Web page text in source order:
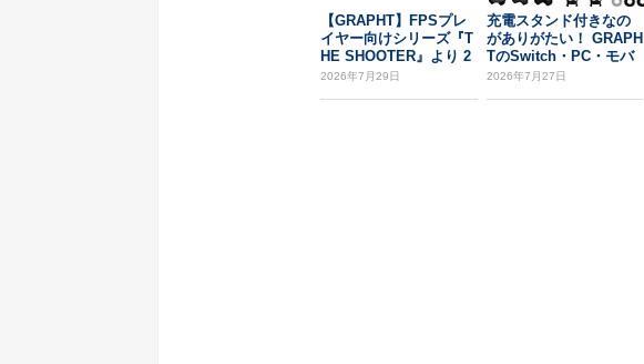
【GRAPHT】FPSプレ
イヤー向けシリーズ『T
HE SHOOTER』より 2
万...
2026年7月29日
充電スタンド付きなの
がありがたい！ GRAPH
TのSwitch・PC・モバ
イル対...
2026年7月27日